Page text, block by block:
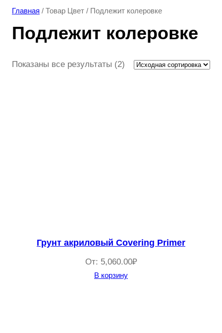
Главная / Товар Цвет / Подлежит колеровке
Подлежит колеровке
Показаны все результаты (2)
Грунт акриловый Covering Primer
От: 5,060.00₽
В корзину